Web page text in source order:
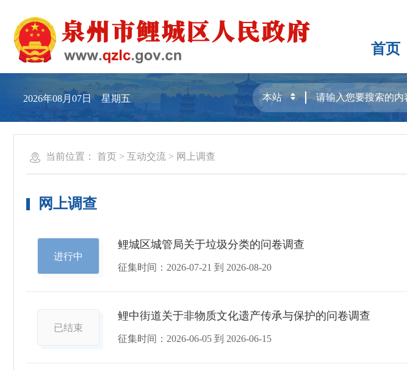
首页
2026年08月07日 星期五
当前位置： 首页 > 互动交流 > 网上调查
网上调查
进行中
鲤城区城管局关于垃圾分类的问卷调查
征集时间： 2026-07-21 到 2026-08-20
已结束
鲤中街道关于非物质文化遗产传承与保护的问卷调查
征集时间： 2026-06-05 到 2026-06-15